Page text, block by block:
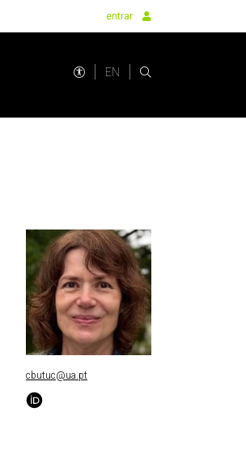
entrar
EN
cbutuc@ua.pt